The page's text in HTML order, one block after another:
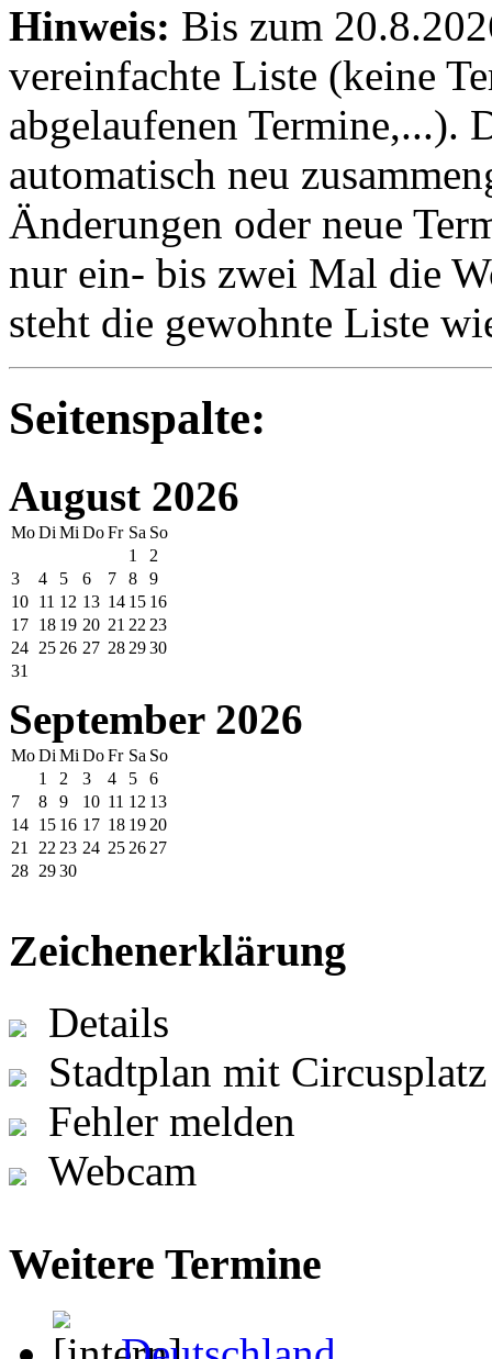
Hinweis: Bis zum
vereinfachte Liste (keine
abgelaufenen
automatisch neu
Änderungen oder neue
nur ein- bis zwei Mal die
steht die gewohnte Liste
Seitenspalte:
August 2026
MoDi Mi DoFr Sa So
1
2
3
4 5 6 7 8
9
10 11 12 13 14 15 16
17 18 19 20 21 22 23
24 25 26 27 28 2930
31
September 2026
MoDi Mi DoFr Sa So
1
2 3 4 5
6
7
8 9 10 11 12 13
14 15 16 17 18 19 20
21
22 23 24 25 26 27
28 2930
Zeichenerklärung
Details
Stadtplan mit Circusplatz
Fehler melden
Webcam
Weitere Termine